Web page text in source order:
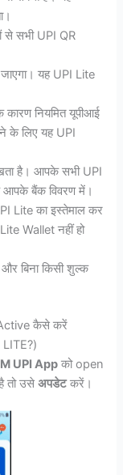
से सभी UPI QR
जाएगा। यह UPI Lite
नियमित यूपीआई
के लिए यह UPI
है। आपके सभी UPI
आपके बैंक विवरण में।
Lite का इस्तेमाल कर
Wallet नहीं हो
बिना किसी शुल्क
कैसे करें
UPI App को open
तो उसेअपडेटकरें।